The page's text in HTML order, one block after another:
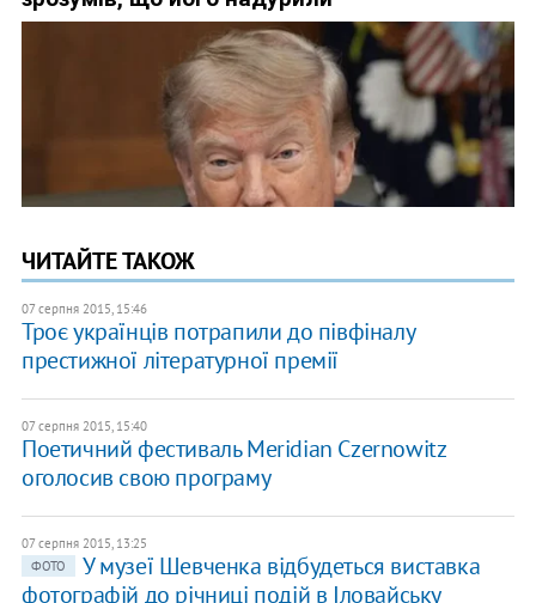
ЧИТАЙТЕ ТАКОЖ
07 серпня 2015, 15:46
Троє українців потрапили до півфіналу
престижної літературної премії
07 серпня 2015, 15:40
Поетичний фестиваль Meridian Czernowitz
оголосив свою програму
07 серпня 2015, 13:25
ФОТО
У музеї Шевченка відбудеться виставка
фотографій до річниці подій в Іловайську